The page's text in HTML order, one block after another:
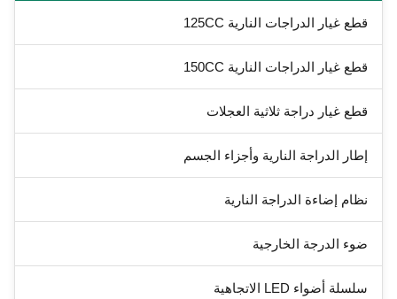
قطع غيار الدراجات النارية 125CC
قطع غيار الدراجات النارية 150CC
قطع غيار دراجة ثلاثية العجلات
إطار الدراجة النارية وأجزاء الجسم
نظام إضاءة الدراجة النارية
ضوء الدرجة الخارجية
سلسلة أضواء LED الاتجاهية